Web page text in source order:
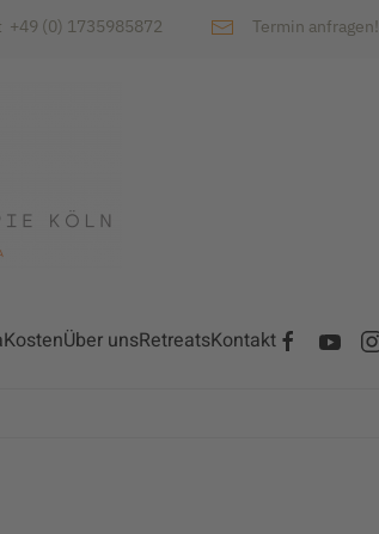
+49 (0) 1735985872 Termin anfragen!
KostenÜber unsRetreatsKontakt